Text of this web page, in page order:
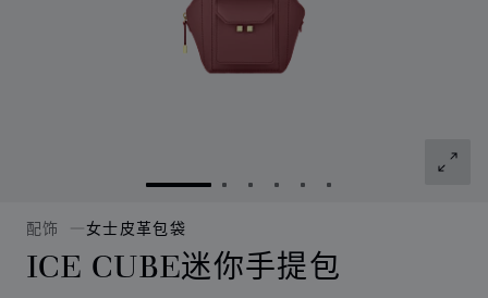
转到幻灯片 1转到幻灯片 2
转到幻灯片 3
转到幻灯片 4
转到幻灯片 5
转到幻灯片 6
配饰 女士皮革包袋
ICE CUBE迷你手提包